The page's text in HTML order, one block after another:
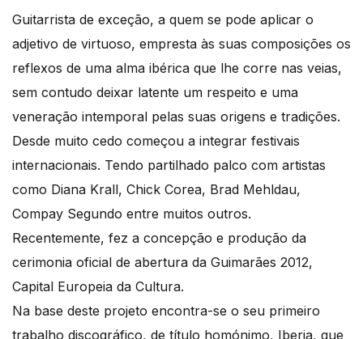
Guitarrista de exceção, a quem se pode aplicar o
adjetivo de virtuoso, empresta às suas composições os
reflexos de uma alma ibérica que lhe corre nas veias,
sem contudo deixar latente um respeito e uma
veneração intemporal pelas suas origens e tradições.
Desde muito cedo começou a integrar festivais
internacionais. Tendo partilhado palco com artistas
como Diana Krall, Chick Corea, Brad Mehldau,
Compay Segundo entre muitos outros.
Recentemente, fez a concepção e produção da
cerimonia oficial de abertura da Guimarães 2012,
Capital Europeia da Cultura.
Na base deste projeto encontra-se o seu primeiro
trabalho discográfico, de título homónimo, Iberia, que